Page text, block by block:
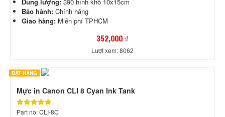
Dung lượng: 390 hình khổ 10x15cm
Bảo hành: Chính hãng
Giao hàng: Miễn phí TPHCM
352,000 ₫
Lượt xem: 8062
ĐẶT HÀNG
Mực in Canon CLI 8 Cyan Ink Tank
Part no: CLI-8C